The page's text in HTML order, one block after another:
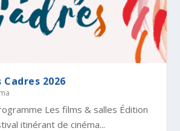
2026
Les films & salles Édition
itinérant de cinéma...